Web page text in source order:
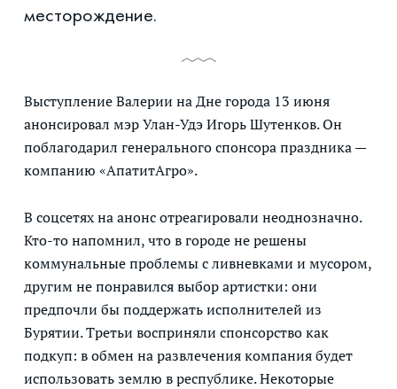
месторождение.
Выступление Валерии на Дне города 13 июня
анонсировал мэр Улан-Удэ Игорь Шутенков. Он
поблагодарил генерального спонсора праздника —
компанию «АпатитАгро».
В соцсетях на анонс отреагировали неоднозначно.
Кто-то напомнил, что в городе не решены
коммунальные проблемы с ливневками и мусором,
другим не понравился выбор артистки: они
предпочли бы поддержать исполнителей из
Бурятии. Третьи восприняли спонсорство как
подкуп: в обмен на развлечения компания будет
использовать землю в республике. Некоторые